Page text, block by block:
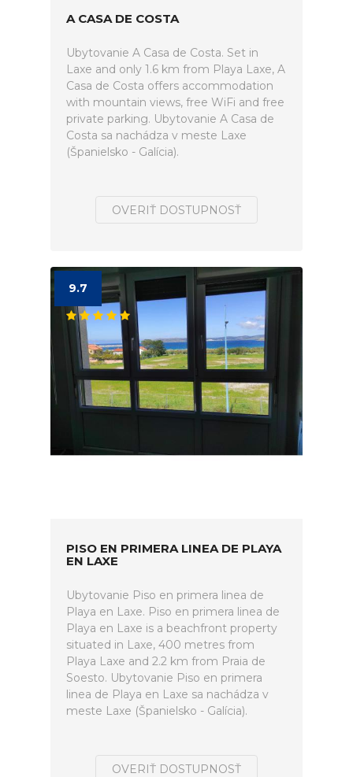
A CASA DE COSTA
Ubytovanie A Casa de Costa. Set in
Laxe and only 1.6 km from Playa Laxe, A
Casa de Costa offers accommodation
with mountain views, free WiFi and free
private parking. Ubytovanie A Casa de
Costa sa nachádza v meste Laxe
(Španielsko - Galícia).
OVERIŤ DOSTUPNOSŤ
9.7
PISO EN PRIMERA LINEA DE PLAYA
EN LAXE
Ubytovanie Piso en primera linea de
Playa en Laxe. Piso en primera linea de
Playa en Laxe is a beachfront property
situated in Laxe, 400 metres from
Playa Laxe and 2.2 km from Praia de
Soesto. Ubytovanie Piso en primera
linea de Playa en Laxe sa nachádza v
meste Laxe (Španielsko - Galícia).
OVERIŤ DOSTUPNOSŤ